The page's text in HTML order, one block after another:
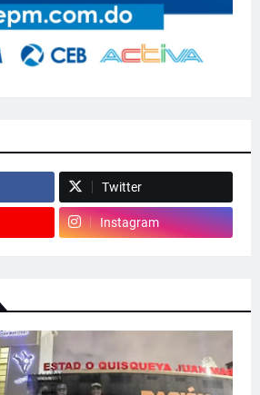
Twitter
Instagram